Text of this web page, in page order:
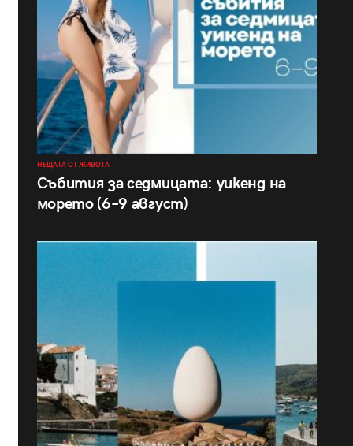
НЕЩАТА ОТ ЖИВОТА
Събития за седмицата: уикенд на
морето (6–9 август)